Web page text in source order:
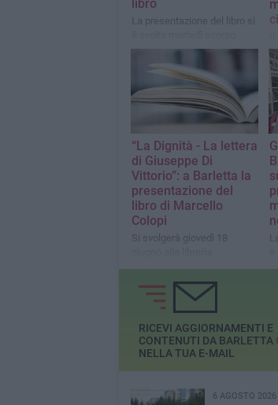
libro
La presentazione del libro si
presso la libreria Mondadori
“La Dignità - La lettera
di Giuseppe Di
Vittorio”: a Barletta la
presentazione del
libro di Marcello
Colopi
Si svolgerà giovedì 18
Mondadori
RICEVI AGGIORNAMENTI E
CONTENUTI DA BARLETTA
NELLA TUA E-MAIL
6 AGOSTO 2026